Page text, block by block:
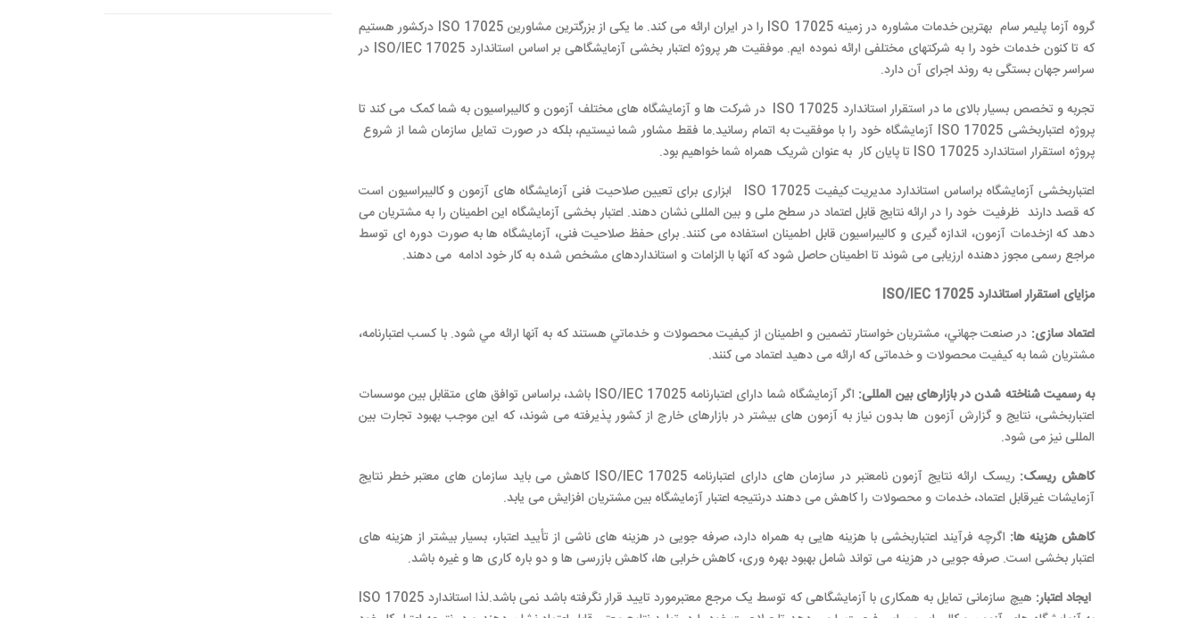
گروه آزما پلیمر سام بهترین خدمات مشاوره در زمینه ISO 17025 را در ایران ارائه می کند. ما یکی از بزرگترین مشاورین ISO 17025 درکشور هستیم
که تا کنون خدمات خود را به شرکتهای مختلفی ارائه نموده ایم. موفقیت هر پروژه اعتبار بخشی آزمایشگاهی بر اساس استاندارد ISO/IEC 17025 در
سراسر جهان بستگی به روند اجرای آن دارد.
تجربه و تخصص بسیار بالای ما در استقرار استاندارد ISO 17025 در شرکت ها و آزمایشگاه های مختلف آزمون و کالیبراسیون به شما کمک می کند تا
پروژه اعتباربخشی ISO 17025 آزمایشگاه خود را با موفقیت به اتمام رسانید.ما فقط مشاور شما نیستیم، بلکه در صورت تمایل سازمان شما از شروع
پروژه استقرار استاندارد ISO 17025 تا پایان کار به عنوان شریک همراه شما خواهیم بود.
اعتباربخشی آزمایشگاه براساس استاندارد مدیریت کیفیت ISO 17025 ابزاری برای تعیین صلاحیت فنی آزمایشگاه های آزمون و کالیبراسیون است
که قصد دارند ظرفیت خود را در ارائه نتایج قابل اعتماد در سطح ملی و بین المللی نشان دهند. اعتبار بخشی آزمایشگاه این اطمینان را به مشتریان می
دهد که ازخدمات آزمون، اندازه گیری و کالیبراسیون قابل اطمینان استفاده می کنند. برای حفظ صلاحیت فنی، آزمایشگاه ها به صورت دوره ای توسط
مراجع رسمی مجوز دهنده ارزیابی می شوند تا اطمینان حاصل شود که آنها با الزامات و استانداردهای مشخص شده به کار خود ادامه می دهند.
مزایای استقرار استاندارد
اعتماد سازی: در صنعت جهاني، مشتريان خواستار تضمين و اطمينان از کیفیت محصولات و خدماتي هستند که به آنها ارائه مي شود. با کسب اعتبارنامه،
مشتریان شما به کیفیت محصولات و خدماتی که ارائه می دهید اعتماد می کنند.
به رسمیت شناخته شدن در بازارهای بین المللی:
اگر آزمایشگاه شما دارای اعتبارنامه ISO/IEC 17025 باشد، براساس توافق های متقابل بین موسسات
اعتباربخشی، نتایج و گزارش آزمون ها بدون نیاز به آزمون های بیشتر در بازارهای خارج از کشور پذیرفته می شوند، که این موجب بهبود تجارت بین
المللی نیز می شود.
کاهش ریسک:
ریسک ارائه نتایج آزمون نامعتبر در سازمان های دارای اعتبارنامه ISO/IEC 17025 کاهش می باید سازمان های معتبر خطر نتایج
آزمایشات غیرقابل اعتماد، خدمات و محصولات را کاهش می دهند درنتیجه اعتبار آزمایشگاه بین مشتریان افزایش می یابد.
کاهش هزینه ها: اگرچه فرآیند اعتباربخشی با هزینه هایی به همراه دارد، صرفه جویی در هزینه های ناشی از تأیید اعتبار، بسیار بیشتر از هزینه های
اعتبار بخشی است. صرفه جویی در هزینه می تواند شامل بهبود بهره وری، کاهش خرابی ها، کاهش بازرسی ها و دو باره کاری ها و غیره باشد.
ایجاد اعتبار:
هیچ سازمانی تمایل به همکاری با آزمایشگاهی که توسط یک مرجع معتبرمورد تایید قرار نگرفته باشد نمی باشد.لذا استاندارد ISO 17025